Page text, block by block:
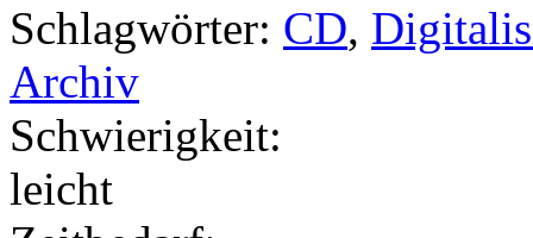
Schlagwörter: CD,
Archiv
Schwierigkeit:
leicht